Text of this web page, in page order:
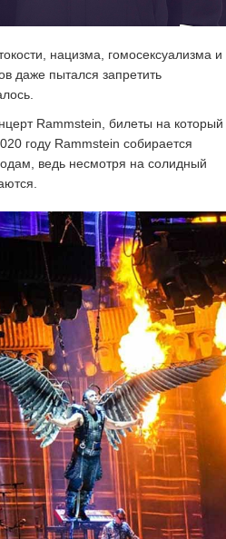
нацизма, гомосексуализма и
даже пытался запретить
Rammstein, билеты на который
году Rammstein собирается
ведь несмотря на солидный